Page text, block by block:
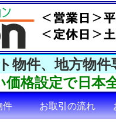
物件、地方物件
格設定で日本
件 お取引の流れ